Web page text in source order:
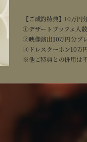
【2026年12月-2027
披露宴はもちろん、
のイルミネーション
開催
時間 15:00～
所要 3時間00分
【ご成約特典】10万円
①デザートブッフェ人
②映像演出10万円分プ
③ドレスクーポン10万
※他ご特典との併用は